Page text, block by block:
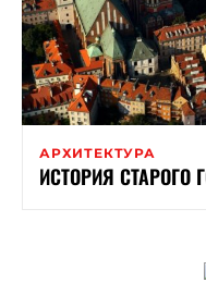
АРХИТЕКТУРА
ИСТОРИЯ